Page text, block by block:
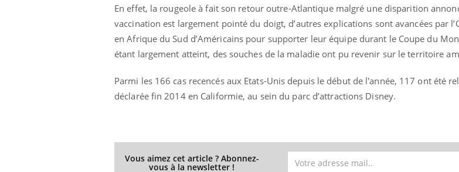
En effet, la rougeole à fait son retour outre-Atlantique malgré une disparition
vaccination est largement pointé du doigt, d’autres explications sont avancées par
en Afrique du Sud d’Américains pour supporter leur équipe durant le Coupe du
étant largement atteint, des souches de la maladie ont pu revenir sur le territoire
Parmi les 166 cas recencés aux Etats-Unis depuis le début de l'année, 117 ont été
déclarée fin 2014 en Califormie, au sein du parc d’attractions Disney.
Vous aimez cet article ? Abonnez-
vous à la newsletter !